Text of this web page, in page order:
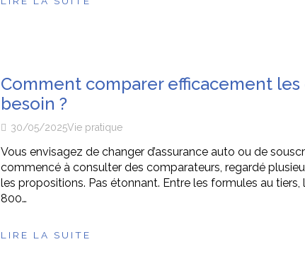
Comment comparer efficacement les
besoin ?
30/05/2025Vie pratique
Vous envisagez de changer d’assurance auto ou de
commencé à consulter des comparateurs, regardé
les propositions. Pas étonnant. Entre les formules au
800…
LIRE LA SUITE